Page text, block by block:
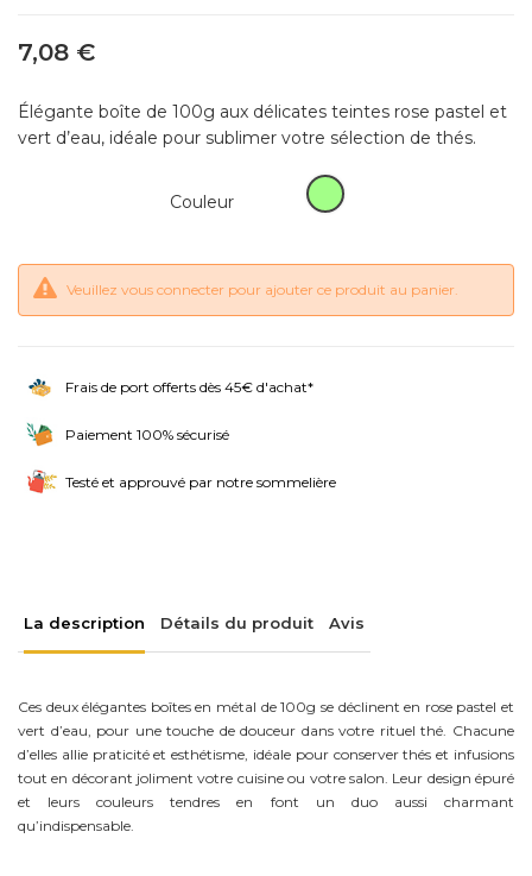
7,08 €
Élégante boîte de 100g aux délicates teintes rose pastel et
vert d’eau, idéale pour sublimer votre sélection de thés.
Couleur
Vert
d'eau
Veuillez vous connecter pour ajouter ce produit au panier.
Frais de port offerts dès 45€ d'achat*
Paiement 100% sécurisé
Testé et approuvé par notre sommelière
La description Détails du produit Avis
Ces deux élégantes boîtes en métal de 100g se déclinent en rose pastel et
vert d’eau, pour une touche de douceur dans votre rituel thé. Chacune
d’elles allie praticité et esthétisme, idéale pour conserver thés et infusions
tout en décorant joliment votre cuisine ou votre salon. Leur design épuré
et leurs couleurs tendres en font un duo aussi charmant
qu’indispensable.